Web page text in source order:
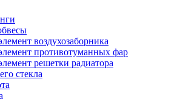
воздухозаборника
противотуманных фар
решетки радиатора
стекла